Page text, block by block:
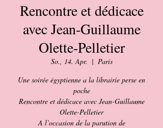
Rencontre et dédicace
avec Jean-Guillaume
Olette-Pelletier
So., 14. Apr.
  |
Paris
Une soirée égyptienne a la librairie perse en
poche
Rencontre et dédicace avec Jean-Guillaume
Olette-Pelletier
A l’occasion de la parution de